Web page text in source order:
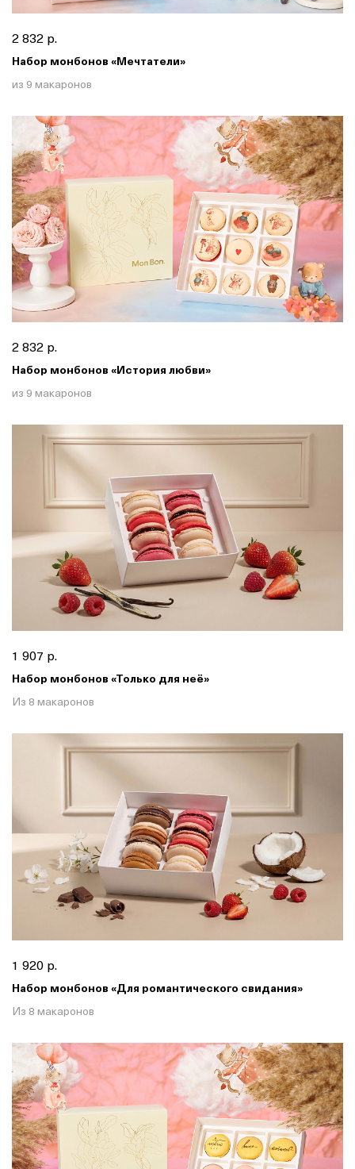
2 832 р.
Набор монбонов «Мечтатели»
из 9 макаронов
2 832 р.
Набор монбонов «История любви»
из 9 макаронов
1 907 р.
Набор монбонов «Только для неё»
Из 8 макаронов
1 920 р.
Набор монбонов «Для романтического свидания»
Из 8 макаронов